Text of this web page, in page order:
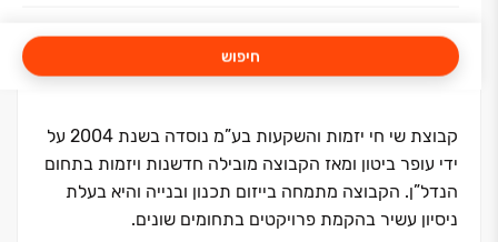
חיפוש
קבוצת שי חי יזמות והשקעות בע”מ נוסדה בשנת 2004 על
ידי עופר ביטון ומאז הקבוצה מובילה חדשנות ויזמות בתחום
הנדל”ן. הקבוצה מתמחה בייזום תכנון ובנייה והיא בעלת
ניסיון עשיר בהקמת פרויקטים בתחומים שונים.